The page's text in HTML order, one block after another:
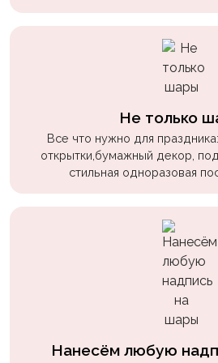
Не только
Все что нужно для
открытки,бумажный декор,
стильная одноразовая
Нанесём любую
Мальчикам
Сладости